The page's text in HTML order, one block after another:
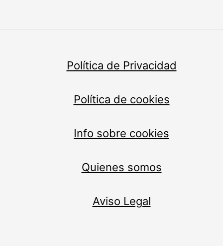
Política de Privacidad
Política de cookies
Info sobre cookies
Quienes somos
Aviso Legal